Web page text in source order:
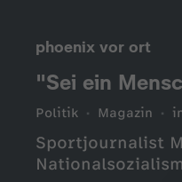
phoenix vor ort
"Sei ein
Politik Magazin
Sportjournalist